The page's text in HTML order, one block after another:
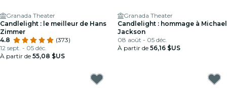
Granada Theater
Candlelight : le meilleur de Hans
Zimmer
4.8
(373)
12 sept. - 05 déc.
À partir de 55,08 $US
Granada Theater
Candlelight : hommage à Michael
Jackson
08 août - 05 déc.
À partir de 56,16 $US